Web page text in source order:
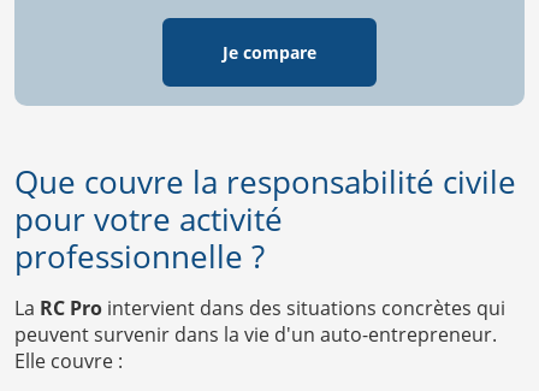
Je compare
Que couvre la responsabilité civile
pour votre activité
professionnelle ?
La RC Pro intervient dans des situations concrètes qui
peuvent survenir dans la vie d'un auto-entrepreneur.
Elle couvre :